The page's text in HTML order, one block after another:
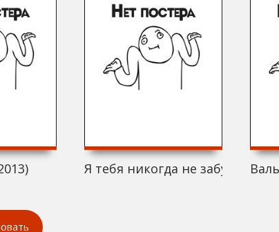
Я тебя никогда не забуду (2013)